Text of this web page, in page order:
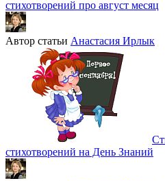
стихотворений про август месяц
Автор статьи Анастасия Ирлык
стихотворений на День Знаний